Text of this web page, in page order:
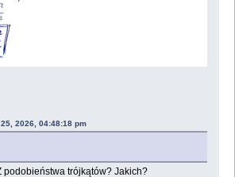
2026, 04:48:18 pm
podobieństwa trójkątów? Jakich?